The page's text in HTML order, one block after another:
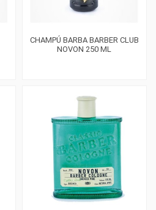
CHAMPÚ BARBA BARBER CLUB
NOVON 250 ML